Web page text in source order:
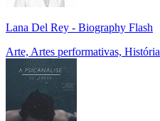
Lana Del Rey - Biography Flash
Arte, Artes performativas,